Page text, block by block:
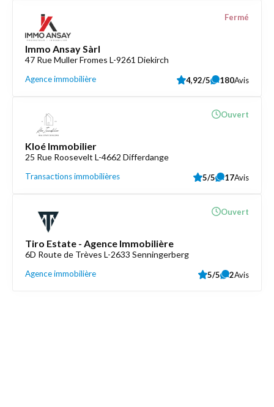
Immo Ansay Sàrl
47 Rue Muller Fromes L-9261 Diekirch
Agence immobilière
Fermé
4,92/5 180Avis
Kloé Immobilier
25 Rue Roosevelt L-4662 Differdange
Transactions immobilières
Ouvert
5/5 17Avis
Tiro Estate - Agence Immobilière
6D Route de Trèves L-2633 Senningerberg
Agence immobilière
Ouvert
5/5 2Avis